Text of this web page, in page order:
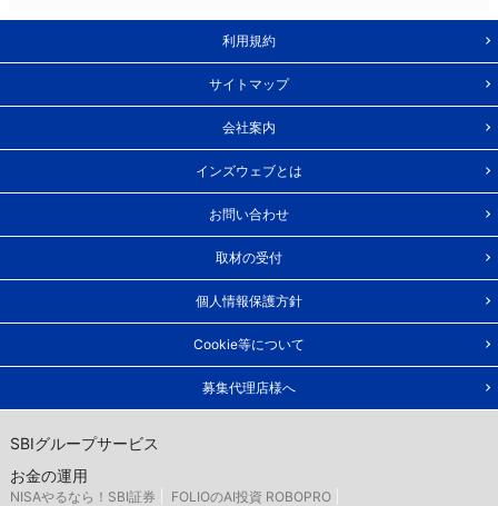
利用規約
サイトマップ
会社案内
インズウェブとは
お問い合わせ
取材の受付
個人情報保護方針
Cookie等について
募集代理店様へ
SBIグループサービス
お金の運用
NISAやるなら！SBI証券
FOLIOのAI投資 ROBOPRO